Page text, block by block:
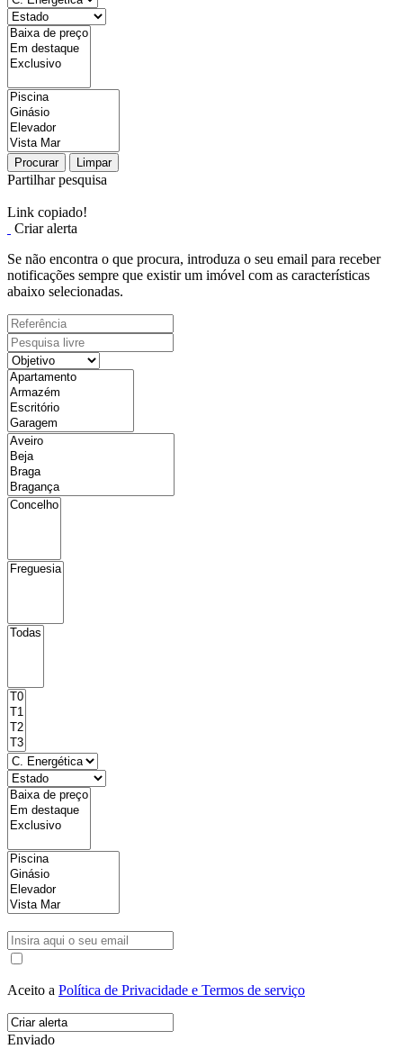
Procurar Limpar
Partilhar pesquisa
Link copiado!
Criar alerta
Se não encontra o que procura, introduza o seu email para receber
notificações sempre que existir um imóvel com as características
abaixo selecionadas.
Aceito a Política de Privacidade e Termos de serviço
Enviado